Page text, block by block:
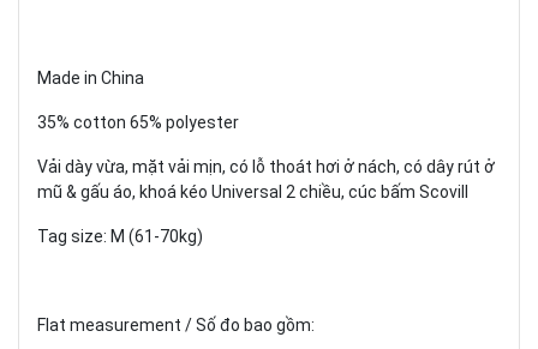
Made in China
35% cotton 65% polyester
Vải dày vừa, mặt vải mịn, có lỗ thoát hơi ở nách, có dây rút ở
mũ & gấu áo, khoá kéo Universal 2 chiều, cúc bấm Scovill
Tag size: M (61-70kg)
Flat measurement / Số đo bao gồm: